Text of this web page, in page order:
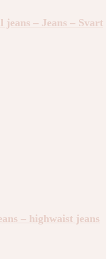
– Jeans – Svart
– highwaist jeans